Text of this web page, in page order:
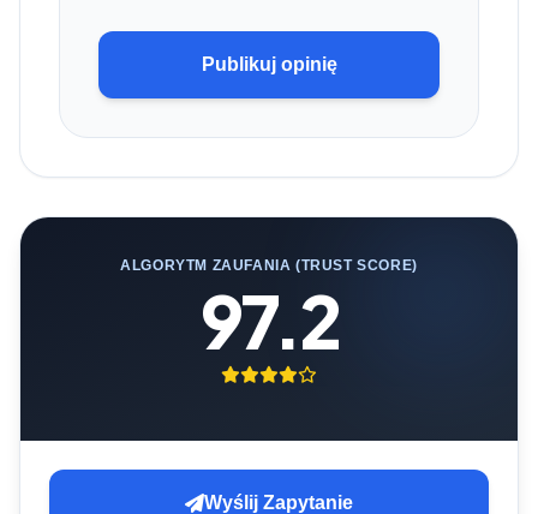
Publikuj opinię
ALGORYTM ZAUFANIA (TRUST SCORE)
97.2
Wyślij Zapytanie